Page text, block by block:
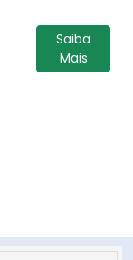
Saiba
Mais